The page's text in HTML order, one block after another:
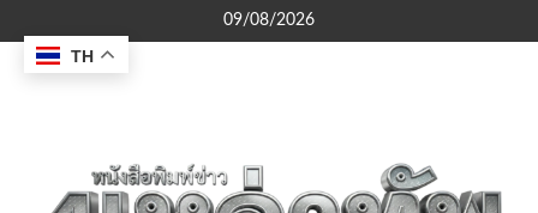
to
content
09/08/2026
TH